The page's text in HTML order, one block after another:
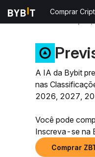
Comprar
A IA da Bybit
nas
2026, 2027,
Você pode
Inscreva-se na
Comprar